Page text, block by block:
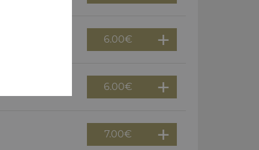
6.00€
6.00€
7.00€